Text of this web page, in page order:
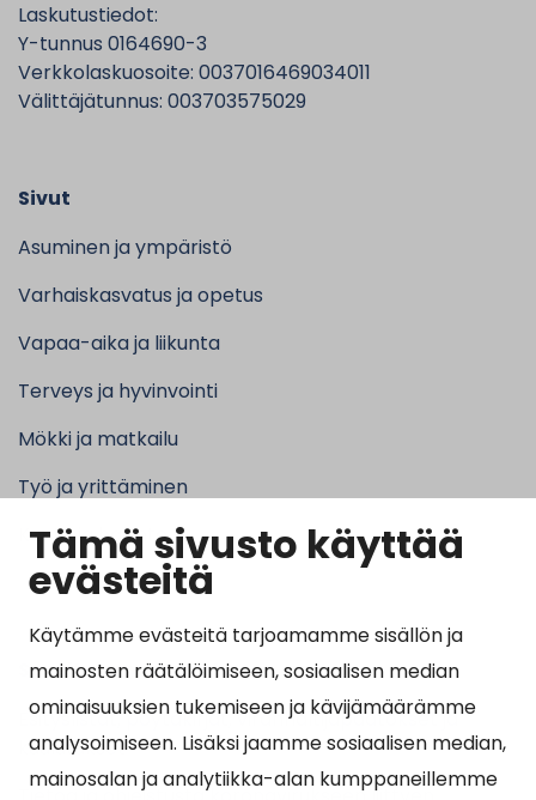
Tämä sivusto käyttää
evästeitä
Käytämme evästeitä tarjoamamme sisällön ja
mainosten räätälöimiseen, sosiaalisen median
ominaisuuksien tukemiseen ja kävijämäärämme
analysoimiseen. Lisäksi jaamme sosiaalisen median,
mainosalan ja analytiikka-alan kumppaneillemme
Laskutustiedot:
Y-tunnus 0164690-3
Verkkolaskuosoite: 0037016469034011
Välittäjätunnus: 003703575029
Sivut
Asuminen ja ympäristö
Varhaiskasvatus ja opetus
Vapaa-aika ja liikunta
Terveys ja hyvinvointi
Mökki ja matkailu
Työ ja yrittäminen
Kunta ja hallinto
Suosituimmat sivut
Esityslistat, pöytäkirjat, viranhaltijapäätökset ja
kuulutukset